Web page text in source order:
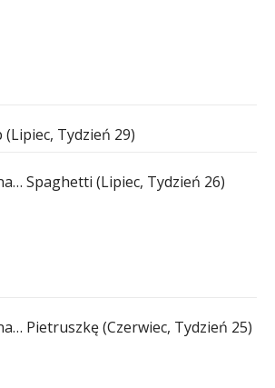
Tydzień 29)
Spaghetti (Lipiec, Tydzień 26)
Pietruszkę (Czerwiec, Tydzień 25)